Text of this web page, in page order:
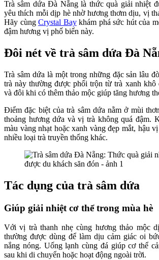
Trà sâm dứa Đà Nẵng là thức quà giải nhiệt
yêu thích mỗi dịp hè nhờ hương thơm dịu, vị
Hãy cùngCrystal Baykhám phá sức hút của
đậm hương vị phố biển này.
Đôi nét về trà sâm dứa Đà
Trà sâm dứa là một trong những đặc sản lâu
trà này thường được phối trộn từ trà xanh khô
và đôi khi có thêm thảo mộc giúp tăng hương
Điểm đặc biệt của trà sâm dứa nằm ở mùi
thoảng hương dứa và vị trà không quá đậm.
màu vàng nhạt hoặc xanh vàng đẹp mắt, hậu
nhiều loại trà truyền thống khác.
Tác dụng của trà sâm dứa
Giúp giải nhiệt cơ thể trong mùa hè
Với vị trà thanh nhẹ cùng hương thảo mộc
thường được dùng để làm dịu cảm giác oi
nắng nóng. Uống lạnh cùng đá giúp cơ thể
sau khi di chuyển hoặc hoạt động ngoài trời.